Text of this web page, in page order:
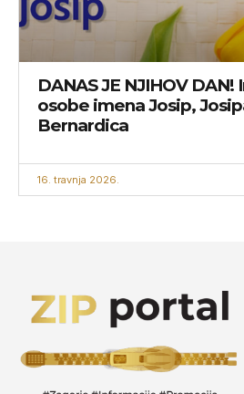
DANAS JE NJIHOV
osobe imena Josip,
Bernardica
16. travnja 2026.